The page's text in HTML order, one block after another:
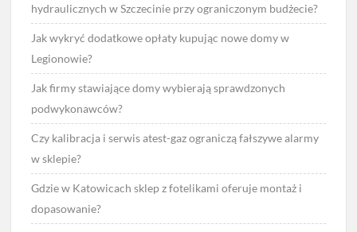
hydraulicznych w Szczecinie przy ograniczonym budżecie?
Jak wykryć dodatkowe opłaty kupując nowe domy w
Legionowie?
Jak firmy stawiające domy wybierają sprawdzonych
podwykonawców?
Czy kalibracja i serwis atest-gaz ograniczą fałszywe alarmy
w sklepie?
Gdzie w Katowicach sklep z fotelikami oferuje montaż i
dopasowanie?